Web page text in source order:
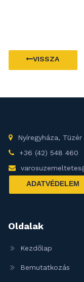
VISSZA
Nyíregyháza,
+36 (42) 548 460
ADATVÉDELEM
Oldalak
Kezdőlap
Bemutatkozás